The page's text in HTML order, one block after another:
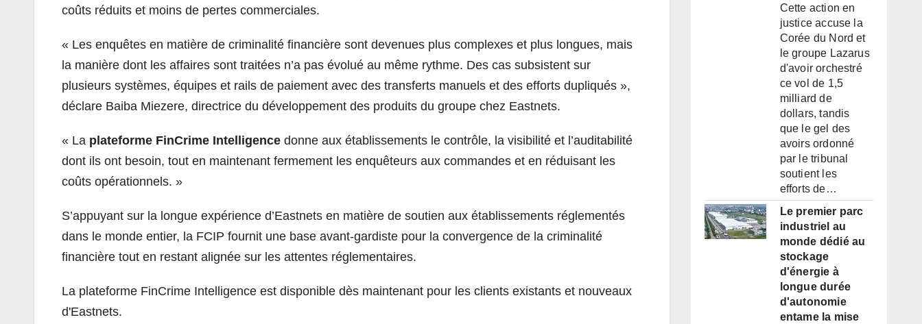
coûts réduits et moins de pertes commerciales.
« Les enquêtes en matière de criminalité financière sont devenues plus complexes et plus longues, mais
la manière dont les affaires sont traitées n’a pas évolué au même rythme. Des cas subsistent sur
plusieurs systèmes, équipes et rails de paiement avec des transferts manuels et des efforts dupliqués »,
déclare Baiba Miezere, directrice du développement des produits du groupe chez Eastnets.
« La plateforme FinCrime Intelligence donne aux établissements le contrôle, la visibilité et l’auditabilité
dont ils ont besoin, tout en maintenant fermement les enquêteurs aux commandes et en réduisant les
coûts opérationnels. »
S’appuyant sur la longue expérience d’Eastnets en matière de soutien aux établissements réglementés
dans le monde entier, la FCIP fournit une base avant-gardiste pour la convergence de la criminalité
financière tout en restant alignée sur les attentes réglementaires.
La plateforme FinCrime Intelligence est disponible dès maintenant pour les clients existants et nouveaux
d'Eastnets.
Cette action en
justice accuse la
Corée du Nord et
le groupe Lazarus
d'avoir orchestré
ce vol de 1,5
milliard de
dollars, tandis
que le gel des
avoirs ordonné
par le tribunal
soutient les
efforts de…
Le premier parc
industriel au
monde dédié au
stockage
d'énergie à
longue durée
d'autonomie
entame la mise